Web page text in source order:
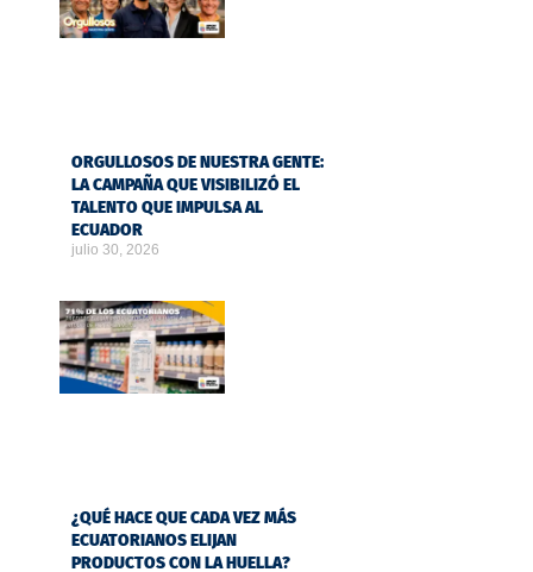
ORGULLOSOS DE NUESTRA GENTE:
LA CAMPAÑA QUE VISIBILIZÓ EL
TALENTO QUE IMPULSA AL
ECUADOR
julio 30, 2026
¿QUÉ HACE QUE CADA VEZ MÁS
ECUATORIANOS ELIJAN
PRODUCTOS CON LA HUELLA?